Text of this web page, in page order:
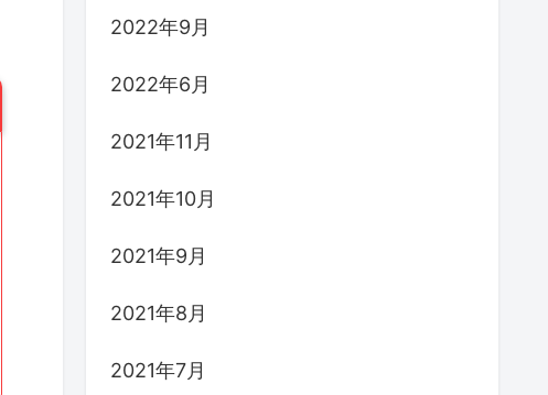
2022年9月
2022年6月
2021年11月
2021年10月
2021年9月
2021年8月
2021年7月